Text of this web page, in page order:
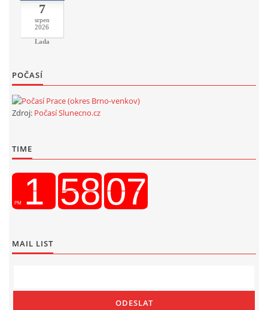
7
srpen
2026
Lada
POČASÍ
Zdroj: Počasí Slunecno.cz
TIME
MAIL LIST